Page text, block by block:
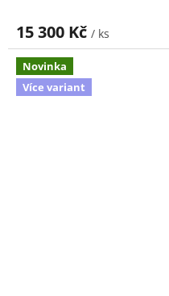
15 300 Kč / ks
Novinka
Více variant